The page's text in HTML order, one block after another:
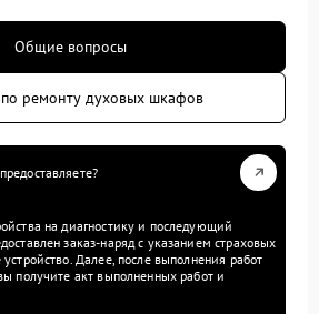
Общие вопросы
ремонту духовых шкафов
на диагностику и последующий
заказ-наряд с указанием страховых
Далее, после выполнения работ
получите акт выполненных работ и